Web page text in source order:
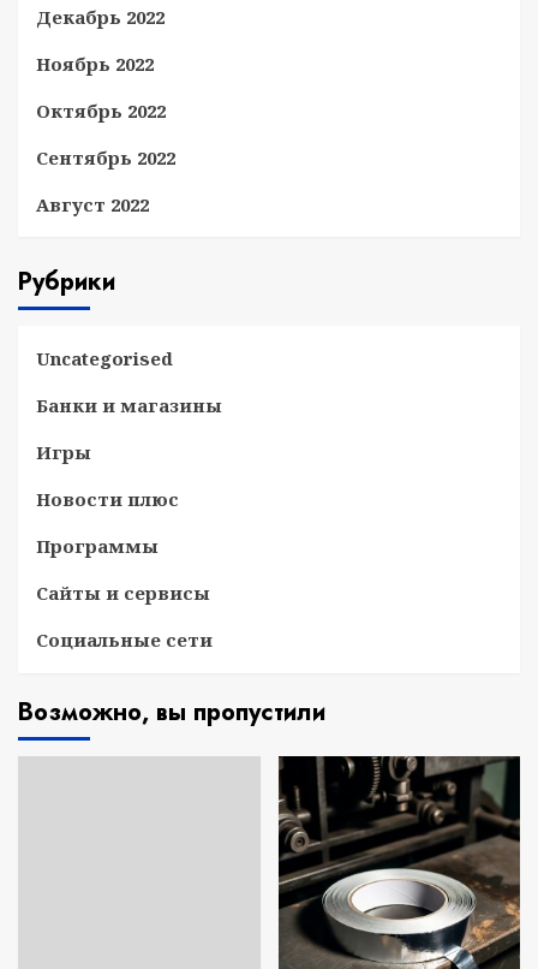
Декабрь 2022
Ноябрь 2022
Октябрь 2022
Сентябрь 2022
Август 2022
Рубрики
Uncategorised
Банки и магазины
Игры
Новости плюс
Программы
Сайты и сервисы
Социальные сети
Возможно, вы пропустили